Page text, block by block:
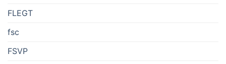
FLEGT
fsc
FSVP